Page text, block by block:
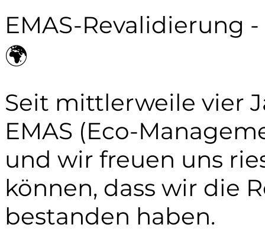
EMAS-Revalidierung
🌍
Seit mittlerweile vier
EMAS (Eco-
und wir freuen uns
können, dass wir die
bestanden haben.